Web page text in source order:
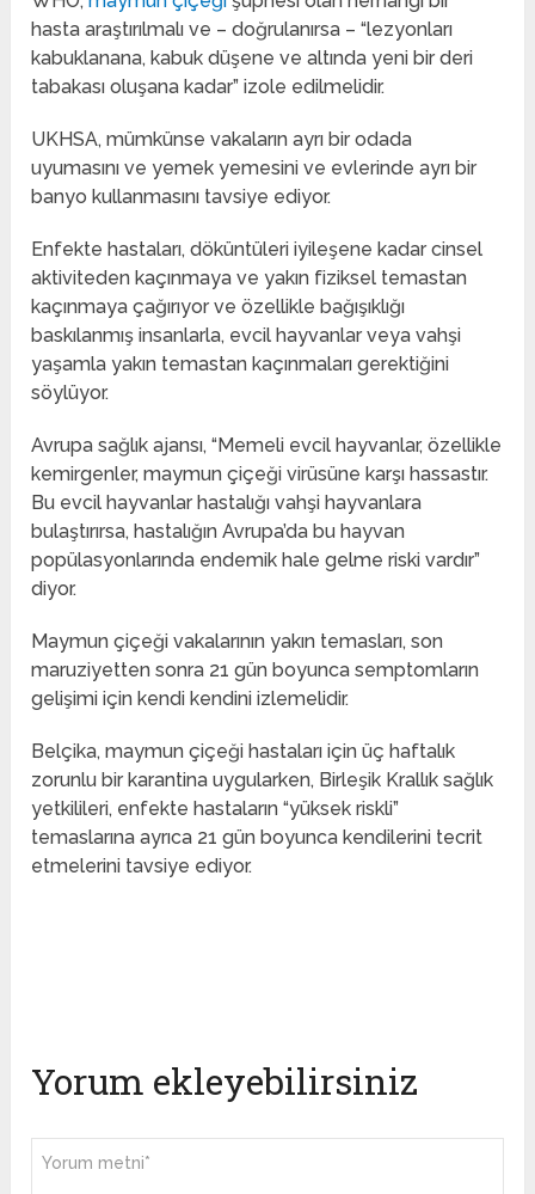
hasta araştırılmalı ve – doğrulanırsa – “lezyonları
kabuklanana, kabuk düşene ve altında yeni bir deri
tabakası oluşana kadar” izole edilmelidir.
UKHSA, mümkünse vakaların ayrı bir odada
uyumasını ve yemek yemesini ve evlerinde ayrı bir
banyo kullanmasını tavsiye ediyor.
Enfekte hastaları, döküntüleri iyileşene kadar cinsel
aktiviteden kaçınmaya ve yakın fiziksel temastan
kaçınmaya çağırıyor ve özellikle bağışıklığı
baskılanmış insanlarla, evcil hayvanlar veya vahşi
yaşamla yakın temastan kaçınmaları gerektiğini
söylüyor.
Avrupa sağlık ajansı, “Memeli evcil hayvanlar, özellikle
kemirgenler, maymun çiçeği virüsüne karşı hassastır.
Bu evcil hayvanlar hastalığı vahşi hayvanlara
bulaştırırsa, hastalığın Avrupa’da bu hayvan
popülasyonlarında endemik hale gelme riski vardır”
diyor.
Maymun çiçeği vakalarının yakın temasları, son
maruziyetten sonra 21 gün boyunca semptomların
gelişimi için kendi kendini izlemelidir.
Belçika, maymun çiçeği hastaları için üç haftalık
zorunlu bir karantina uygularken, Birleşik Krallık sağlık
yetkilileri, enfekte hastaların “yüksek riskli”
temaslarına ayrıca 21 gün boyunca kendilerini tecrit
etmelerini tavsiye ediyor.
Yorum ekleyebilirsiniz